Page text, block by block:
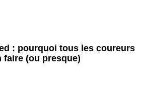
: pourquoi tous les coureurs
faire (ou presque)